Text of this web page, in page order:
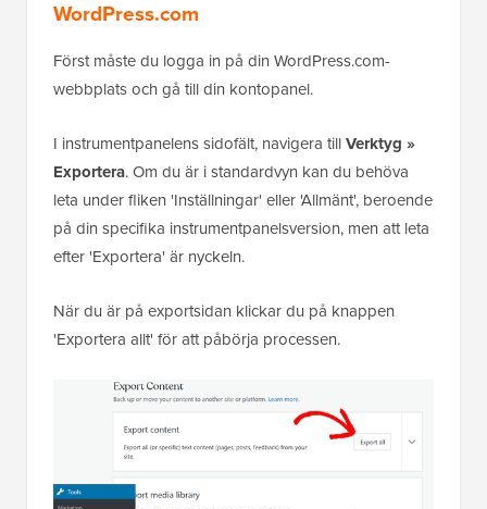
WordPress.com
Först måste du logga in på din WordPress.com-
webbplats och gå till din kontopanel.
I instrumentpanelens sidofält, navigera tillVerktyg »
Exportera. Om du är i standardvyn kan du behöva
leta under fliken 'Inställningar' eller 'Allmänt', beroende
på din specifika instrumentpanelsversion, men att leta
efter 'Exportera' är nyckeln.
När du är på exportsidan klickar du på knappen
'Exportera allt' för att påbörja processen.